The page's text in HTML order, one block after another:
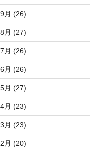
月 (26)
月 (27)
月 (26)
月 (26)
月 (27)
月 (23)
月 (23)
月 (20)